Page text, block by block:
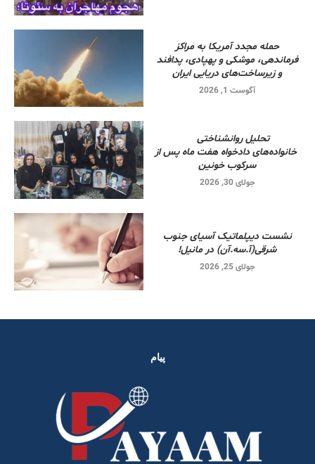
حمله مجدد آمریکا به مراکز
فرماندهی، موشکی و پهپادی، پدافند
و زیرساخت‌های دریایی ایران
آگوست 1, 2026
تحلیل روانشناختی
خانواده‌های دادخواه هفت ماه پس از
سرکوب خونین
جولای 30, 2026
نشست دیپلماتیک آسیای جنوب
شرقی‌(آ.سه.آن) در مانیل!
جولای 25, 2026
پیام